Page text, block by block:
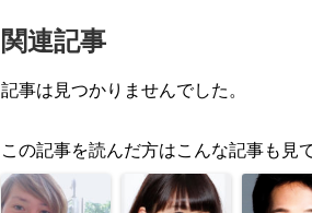
関連記事
記事は見つかりませんでした。
この記事を読んだ方はこんな記事も見